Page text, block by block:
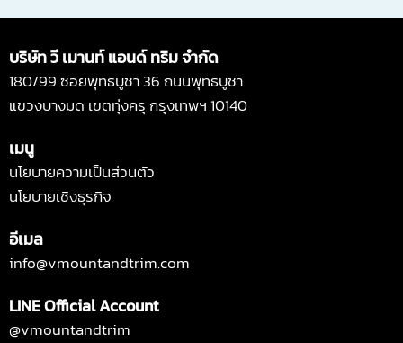
or SC-
S40670
บริษัท วี เมานท์ แอนด์ ทริม จำกัด
180/99 ซอยพุทธบูชา 36 ถนนพุทธบูชา
แขวงบางมด เขตทุ่งครุ กรุงเทพฯ 10140
เมนู
นโยบายความเป็นส่วนตัว
นโยบายเชิงธุรกิจ
อีเมล
info@vmountandtrim.com
LINE Official Account
@vmountandtrim